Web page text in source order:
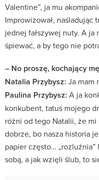
Valentine”, ja mu
Improwizował, naśladując
jednej fałszywej nuty. A
śpiewać, a by tego nie
– No proszę, kochający
Natalia Przybysz: Ja mam
Paulina Przybysz: A ja
konkubent, tatuś mojego
różni od tego Natalii, że
dobrze, bo nasza historia
papier często…
sobą, a jak wzięli ślub, to